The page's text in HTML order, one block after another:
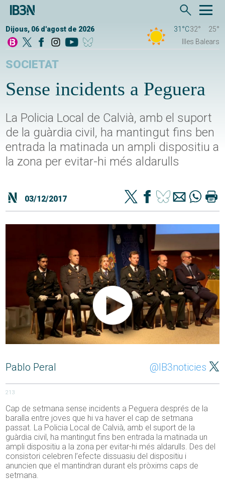
Dijous, 06 d'agost de 2026 31°C32°
25°
Illes Balears
SOCIETAT
Sense incidents a Peguera
La Policia Local de Calvià, amb el suport
de la guàrdia civil, ha mantingut fins ben
entrada la matinada un ampli dispositiu a
la zona per evitar-hi més aldarulls
03/12/2017
Pablo Peral @IB3noticies
213
Cap de setmana sense incidents a Peguera després de la
baralla entre joves que hi va haver el cap de setmana
passat. La Policia Local de Calvià, amb el suport de la
guàrdia civil, ha mantingut fins ben entrada la matinada un
ampli dispositiu a la zona per evitar-hi més aldarulls. Des del
consistori celebren l’efecte dissuasiu del dispositiu i
anuncien que el mantindran durant els pròxims caps de
setmana.